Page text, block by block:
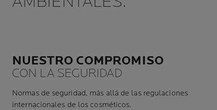
NUESTRO COMPROMISO
CON LA SEGURIDAD
Normas de seguridad, más allá de las regulaciones
internacionales de los cosméticos.